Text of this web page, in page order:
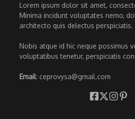
Lorem ipsum dolor sit amet,
Minima incidunt voluptates nemo,
architecto quis delectus perspiciatis.
Nobis atque id hic neque possimus
voluptatibus tenetur, perspiciatis
Email: ceprovysa@gmail.com